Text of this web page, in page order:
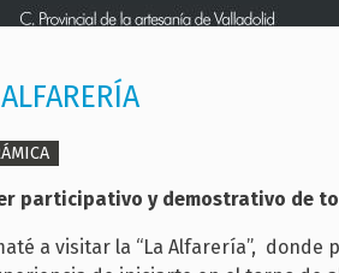
participativo y demostrativo de
a visitar la “La Alfarería”,